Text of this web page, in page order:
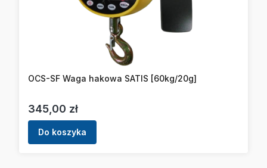
OCS-SF Waga hakowa SATIS [60kg/20g]
Cena
345,00 zł
Do koszyka